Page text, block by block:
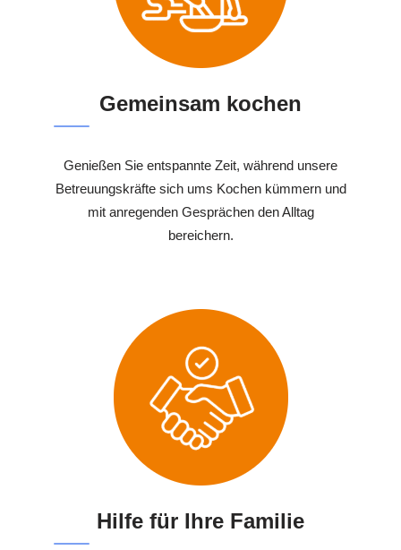
Gemeinsam kochen
Genießen Sie entspannte Zeit, während unsere
Betreuungskräfte sich ums Kochen kümmern und
mit anregenden Gesprächen den Alltag
bereichern.
Hilfe für Ihre Familie